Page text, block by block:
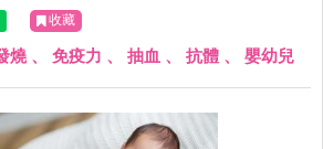
分成兩組，一組四到六小時吃退燒藥，
藥，之後抽血檢驗身體產生的抗體量，
燒藥，兩組兒童產生的抗體數量並沒有
收藏
燒、 免疫力 、 抽血 、 抗體 、 嬰幼兒